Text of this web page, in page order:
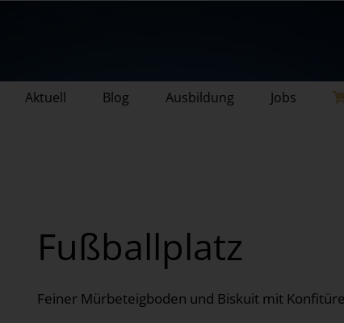
Aktuell Blog Ausbildung Jobs
Fußballplatz
Feiner Mürbeteigboden und Biskuit mit